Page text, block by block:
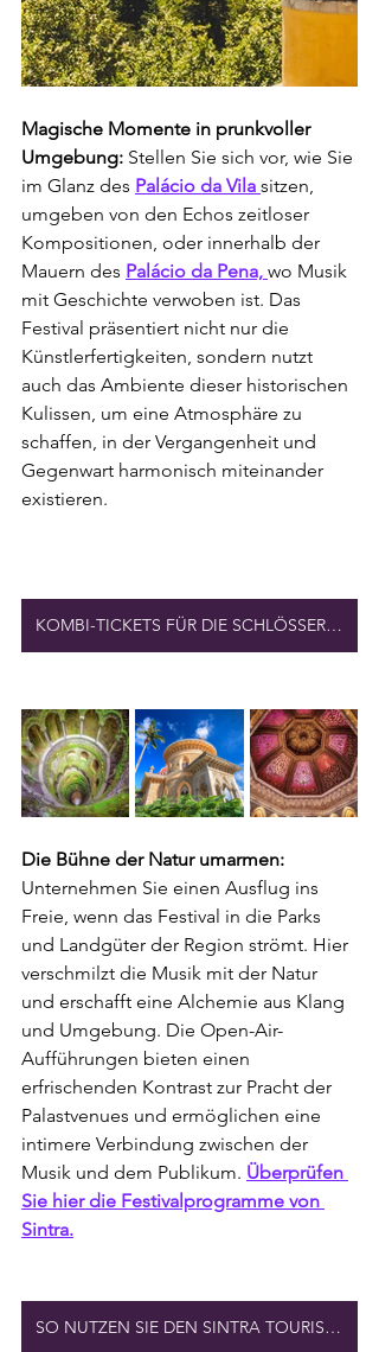
Magische Momente in prunkvoller
Umgebung: Stellen Sie sich vor, wie Sie
im Glanz des Palácio da Vila sitzen,
umgeben von den Echos zeitloser
Kompositionen, oder innerhalb der
Mauern des Palácio da Pena, wo Musik
mit Geschichte verwoben ist. Das
Festival präsentiert nicht nur die
Künstlerfertigkeiten, sondern nutzt
auch das Ambiente dieser historischen
Kulissen, um eine Atmosphäre zu
schaffen, in der Vergangenheit und
Gegenwart harmonisch miteinander
existieren.
KOMBI-TICKETS FÜR DIE SCHLÖSSER VON SINTRA
Die Bühne der Natur umarmen:
Unternehmen Sie einen Ausflug ins
Freie, wenn das Festival in die Parks
und Landgüter der Region strömt. Hier
verschmilzt die Musik mit der Natur
und erschafft eine Alchemie aus Klang
und Umgebung. Die Open-Air-
Aufführungen bieten einen
erfrischenden Kontrast zur Pracht der
Palastvenues und ermöglichen eine
intimere Verbindung zwischen der
Musik und dem Publikum. Überprüfen
Sie hier die Festivalprogramme von
Sintra.
SO NUTZEN SIE DEN SINTRA TOURIST BUS 434